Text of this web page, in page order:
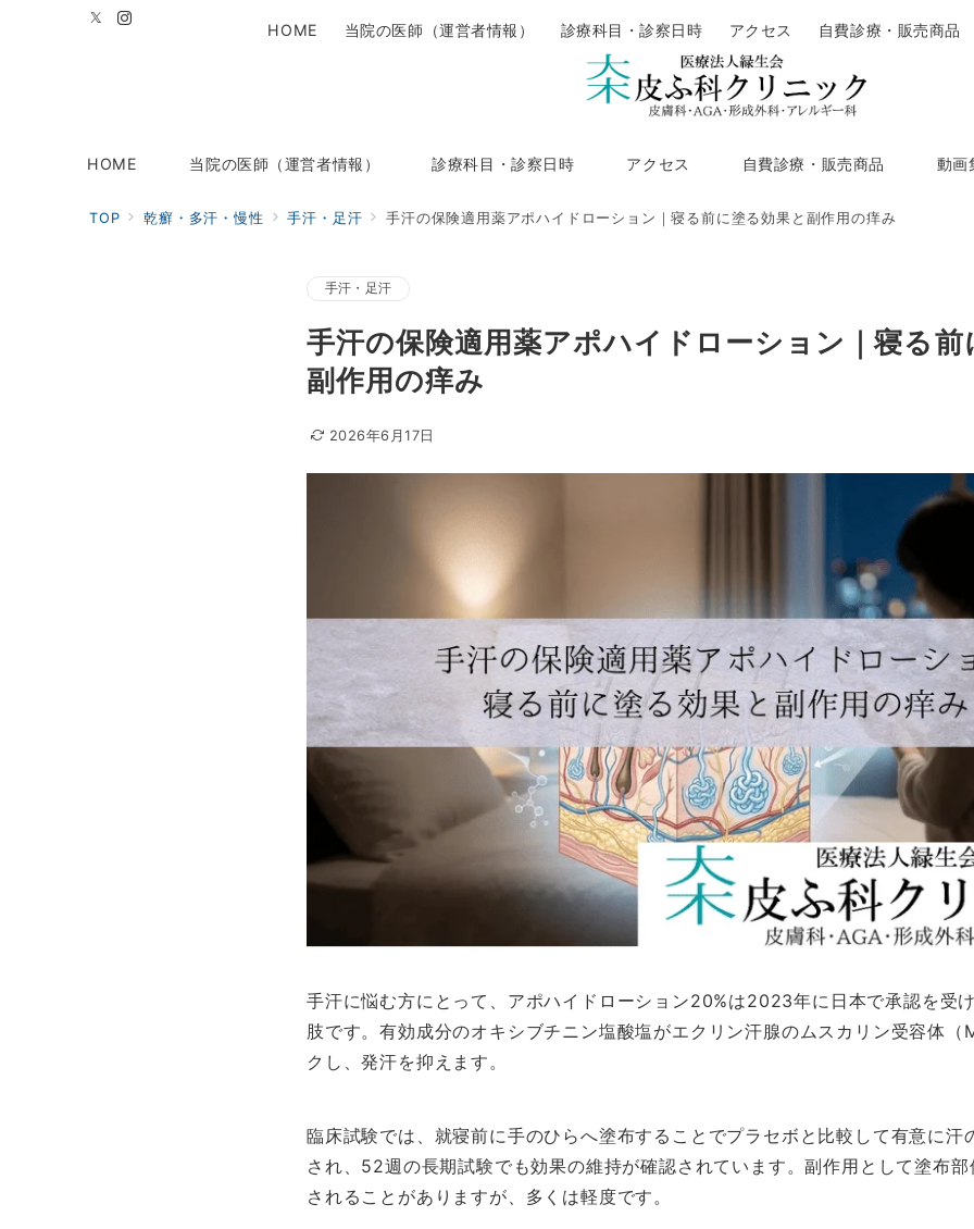
HOME 当院の医師（運営者情報） 診療科目・診察日時 アクセス 自費診療・販売商品 動画
HOME 当院の医師（運営者情報） 診療科目・診察日時 アクセス 自費診療・販売商品
TOP 乾癬・多汗・慢性 手汗・足汗 手汗の保険適用薬アポハイドローション｜寝る前に塗る効果と副作用の痒み
手汗・足汗
手汗の保険適用薬アポハイドローション｜寝る
副作用の痒み
2026年6月17日
手汗に悩む方にとって、アポハイドローション20%は2023年に日本で承認を受
肢です。有効成分のオキシブチニン塩酸塩がエクリン汗腺のムスカリン受容体（
クし、発汗を抑えます。
臨床試験では、就寝前に手のひらへ塗布することでプラセボと比較して有意に汗
され、52週の長期試験でも効果の維持が確認されています。副作用として塗布
されることがありますが、多くは軽度です。